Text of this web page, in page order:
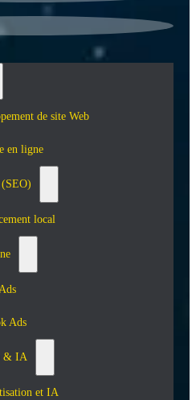
de site Web
en ligne
(SEO)
local
Ads
& IA
et IA